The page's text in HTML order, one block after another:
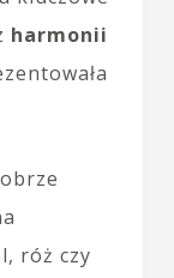
harmonii
róż czy